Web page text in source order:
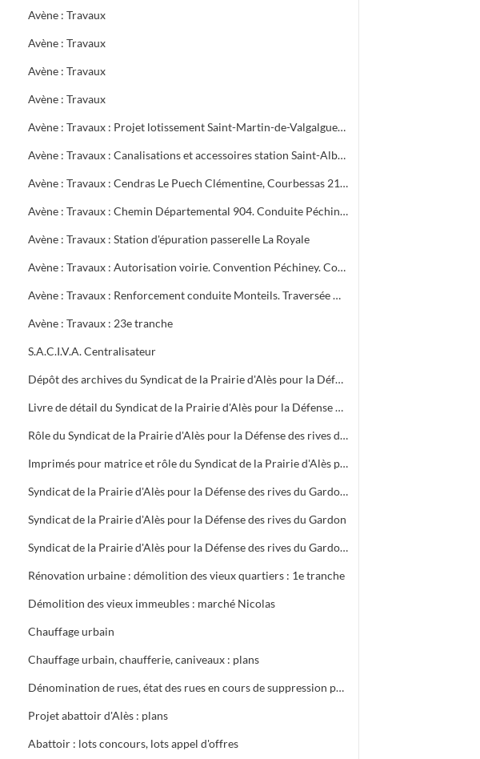
Avène : Travaux
Avène : Travaux
Avène : Travaux
Avène : Travaux
Avène : Travaux : Projet lotissement Saint-Martin-de-Valgalgues, alimentation Méjannes-les-Alès, élargissement pont de Barjac. Déplacement canalisation Dauthunes décomptes définitifs. Périmètre protection captage Boisset-et-Gaujac
Avène : Travaux : Canalisations et accessoires station Saint-Alban, Dauthunes, Ermitage
Avène : Travaux : Cendras Le Puech Clémentine, Courbessas 21e tranche
Avène : Travaux : Chemin Départemental 904. Conduite Péchiney. Canalisation Alès,la Grand-Combe.Traversée Galeizon Cendras
Avène : Travaux : Station d'épuration passerelle La Royale
Avène : Travaux : Autorisation voirie. Convention Péchiney. Contentieux C.G.E.E. Alsthom
Avène : Travaux : Renforcement conduite Monteils. Traversée Gardon Cendras Saint-Privat-des-Vieux : 22e tranche
Avène : Travaux : 23e tranche
S.A.C.I.V.A. Centralisateur
Dépôt des archives du Syndicat de la Prairie d'Alès pour la Défense des rives du Gardon dissous, dans le local des archives de la mairie
Livre de détail du Syndicat de la Prairie d'Alès pour la Défense des rives du Gardon
Rôle du Syndicat de la Prairie d'Alès pour la Défense des rives du Gardon
Imprimés pour matrice et rôle du Syndicat de la Prairie d'Alès pour la Défense des rives du Gardon
Syndicat de la Prairie d'Alès pour la Défense des rives du Gardon : dépenses et recettes, travaux, matrice et rôle du syndicat
Syndicat de la Prairie d'Alès pour la Défense des rives du Gardon
Syndicat de la Prairie d'Alès pour la Défense des rives du Gardon : réparations des dégâts causées par les crues de 1953 - 1954, compte rendu de réunions, correspondance, dissolution du 25 juin 1971
Rénovation urbaine : démolition des vieux quartiers : 1e tranche
Démolition des vieux immeubles : marché Nicolas
Chauffage urbain
Chauffage urbain, chaufferie, caniveaux : plans
Dénomination de rues, état des rues en cours de suppression partielle ou totale, plans généraux (1945) Ville d'Alès (1962 - 1966)
Projet abattoir d'Alès : plans
Abattoir : lots concours, lots appel d'offres